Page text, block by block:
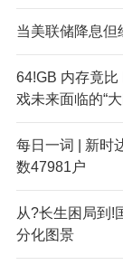
当美联储降息但
64!GB 内存竟
戏未来面临的“
每日一词 | 新时
数47981户
从?长生困局到!
分化图景